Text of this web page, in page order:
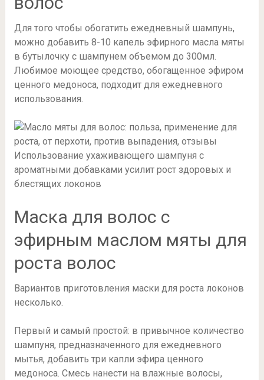
Для того чтобы обогатить ежедневный шампунь,
можно добавить 8-10 капель эфирного масла мяты
в бутылочку с шампунем объемом до 300мл.
Любимое моющее средство, обогащенное эфиром
ценного медоноса, подходит для ежедневного
использования.
Использование ухаживающего шампуня с
ароматными добавками усилит рост здоровых и
блестящих локонов
Маска для волос с
эфирным маслом мяты для
роста волос
Вариантов приготовления маски для роста локонов
несколько.
Первый и самый простой: в привычное количество
шампуня, предназначенного для ежедневного
мытья, добавить три капли эфира ценного
медоноса. Смесь нанести на влажные волосы,